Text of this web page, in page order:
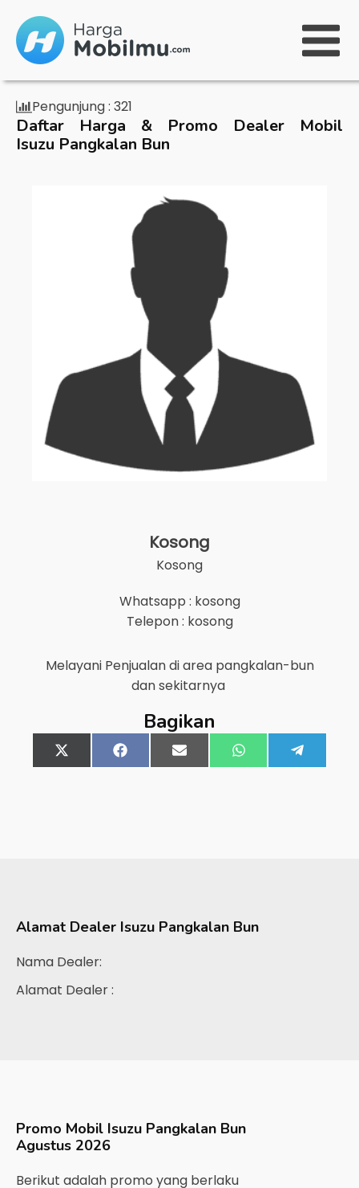
Pengunjung : 321
Daftar Harga & Promo Dealer Mobil
Isuzu Pangkalan Bun
Kosong
Kosong
Whatsapp : kosong
Telepon : kosong
Melayani Penjualan di area pangkalan-bun
dan sekitarnya
Bagikan
Share
on
X
(Twitter)
Share
on
FacebookShare
on
Email Share
on
WhatsApp
on
Alamat Dealer Isuzu Pangkalan Bun
Nama Dealer:
Alamat Dealer :
Promo Mobil Isuzu Pangkalan Bun
Agustus 2026
Berikut adalah promo yang berlaku